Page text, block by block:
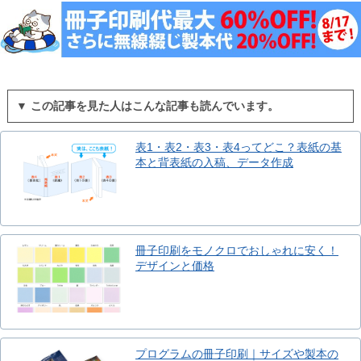
▼ この記事を見た人はこんな記事も読んでいます。
表1・表2・表3・表4ってどこ？表紙の基
本と背表紙の入稿、データ作成
冊子印刷をモノクロでおしゃれに安く！
デザインと価格
プログラムの冊子印刷｜サイズや製本の